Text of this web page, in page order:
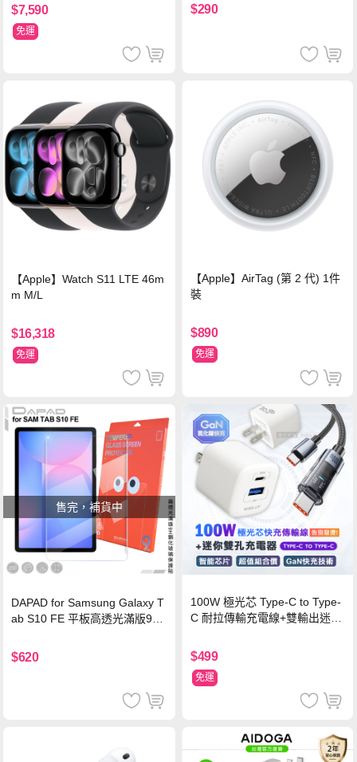
$7,590
免運
$290
【Apple】Watch S11 LTE 46m
m M/L
$16,318
免運
【Apple】AirTag (第 2 代) 1件
裝
$890
免運
售完，補貨中
DAPAD for Samsung Galaxy T
ab S10 FE 平板高透光滿版9H
$620
100W 極光芯 Type-C to Type-
C 耐拉傳輸充電線+雙輸出迷你
$499
免運